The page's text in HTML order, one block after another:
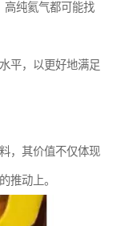
高纯氦气都可能找
平，以更好地满足
，其价值不仅体现
推动上。